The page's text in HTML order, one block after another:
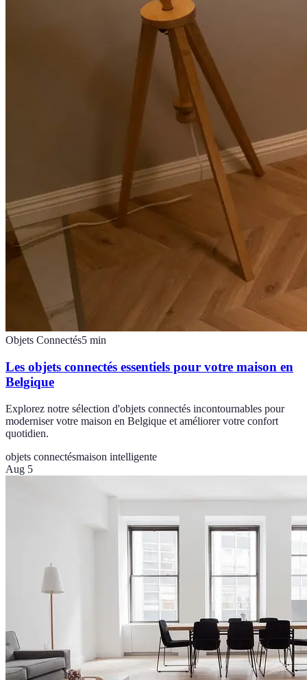
Objets Connectés5 min
Les objets connectés essentiels pour votre maison en
Belgique
Explorez notre sélection d'objets connectés incontournables pour
moderniser votre maison en Belgique et améliorer votre confort
quotidien.
objets connectésmaison intelligente
Aug 5